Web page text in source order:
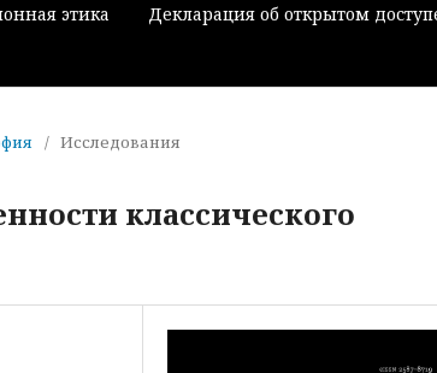
этика Декларация об открытом
/ Исследования
классического